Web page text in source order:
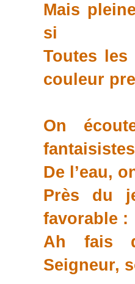
Mais
si
Toutes
couleur
On
fantaisistes
De l’eau,
Près du
favorable :
Ah fais
Seigneur,